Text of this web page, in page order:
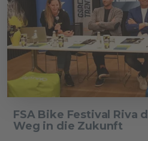
FSA Bike Festival Riva
Weg in die Zukunft